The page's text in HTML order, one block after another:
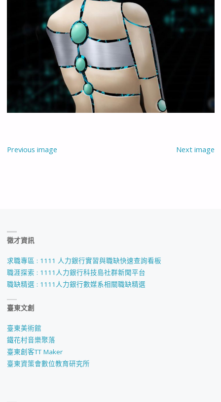
Previous image Next image
徵才資訊
求職專區 : 1111 人力銀行實習與職缺快速查詢看板
職涯探索 : 1111人力銀行科技島社群新聞平台
職缺精選 : 1111人力銀行數媒系相關職缺精選
臺東文創
臺東美術館
鐵花村音樂聚落
臺東創客TT Maker
臺東資策會數位教育研究所